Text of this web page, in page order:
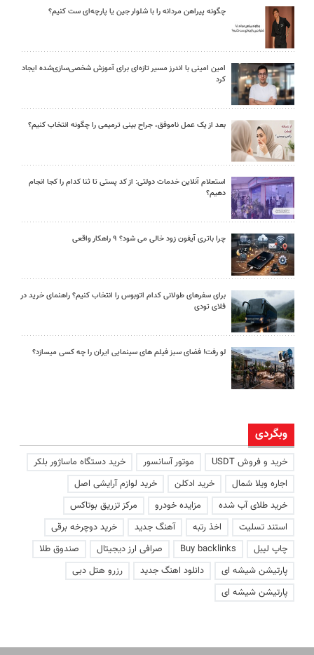
چگونه پیراهن مردانه را با شلوار جین یا پارچه‌ای ست کنیم؟
امین امینی با اندرز مسیر تازه‌ای برای آموزش شخصی‌سازی‌شده ایجاد
کرد
بعد از یک عمل ناموفق، جراح بینی ترمیمی را چگونه انتخاب کنیم؟
استعلام آنلاین خدمات دولتی: از کد پستی تا ثنا کدام را کجا انجام
دهیم؟
چرا باتری آیفون زود خالی می شود؟ ۹ راهکار واقعی
برای سفرهای طولانی کدام اتوبوس را انتخاب کنیم؟ راهنمای خرید در
فلای تودی
لو رفت! فضای سبز فیلم های سینمایی ایران را چه کسی میسازد؟
وبگردی
خرید و فروش USDT موتور آسانسور
خرید دستگاه ماساژور بلکر
اجاره ویلا شمال
خرید ادکلن
خرید لوازم آرایشی اصل
خرید طلای آب شده
مزایده خودرو
مرکز تزریق بوتاکس
استند تسلیت
اخذ رتبه آهنگ جدید
خرید دوچرخه برقی
چاپ لیبل
Buy backlinks صرافی ارز دیجیتال
صندوق طلا
پارتیشن شیشه ای
دانلود اهنگ جدید
رزرو هتل دبی
پارتیشن شیشه ای